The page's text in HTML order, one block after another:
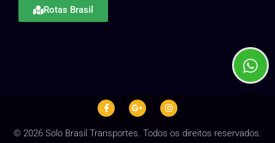
Rotas Brasil
© 2026 Solo Brasil Transportes. Todos os direitos reservados.